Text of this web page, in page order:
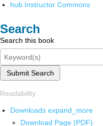
hub Instructor Commons
Search
Search this book
Submit Search
Readability
Downloads expand_more
Download Page (PDF)